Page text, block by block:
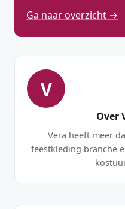
Ga naar overzicht →
V
Over
Vera heeft meer
feestkleding branche